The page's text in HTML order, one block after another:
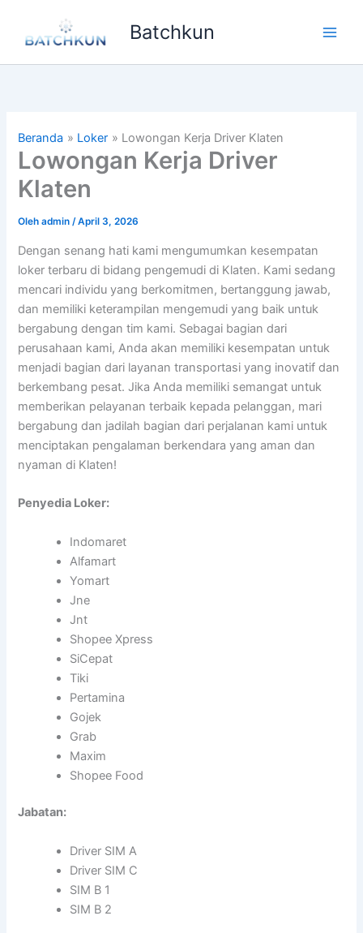
konten
Batchkun
Beranda Loker Lowongan Kerja Driver Klaten
Lowongan Kerja Driver
Klaten
Olehadmin/April 3, 2026
Dengan senang hati kami mengumumkan kesempatan
loker terbaru di bidang pengemudi di Klaten. Kami sedang
mencari individu yang berkomitmen, bertanggung jawab,
dan memiliki keterampilan mengemudi yang baik untuk
bergabung dengan tim kami. Sebagai bagian dari
perusahaan kami, Anda akan memiliki kesempatan untuk
menjadi bagian dari layanan transportasi yang inovatif dan
berkembang pesat. Jika Anda memiliki semangat untuk
memberikan pelayanan terbaik kepada pelanggan, mari
bergabung dan jadilah bagian dari perjalanan kami untuk
menciptakan pengalaman berkendara yang aman dan
nyaman di Klaten!
Penyedia Loker:
Indomaret
Alfamart
Yomart
Jne
Jnt
Shopee Xpress
SiCepat
Tiki
Pertamina
Gojek
Grab
Maxim
Shopee Food
Jabatan:
Driver SIM A
Driver SIM C
SIM B 1
SIM B 2